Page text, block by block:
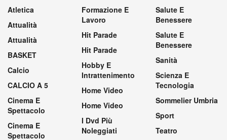
Atletica
Attualità
Attualità
BASKET
Calcio
CALCIO A 5
Cinema E
Spettacolo
Cinema E
Spettacolo
Formazione E
Lavoro
Hit Parade
Hit Parade
Hobby E
Intrattenimento
Home Video
Home Video
I Dvd Più
Noleggiati
Salute E
Benessere
Salute E
Benessere
Sanità
Scienza E
Tecnologia
Sommelier Umbria
Sport
Teatro